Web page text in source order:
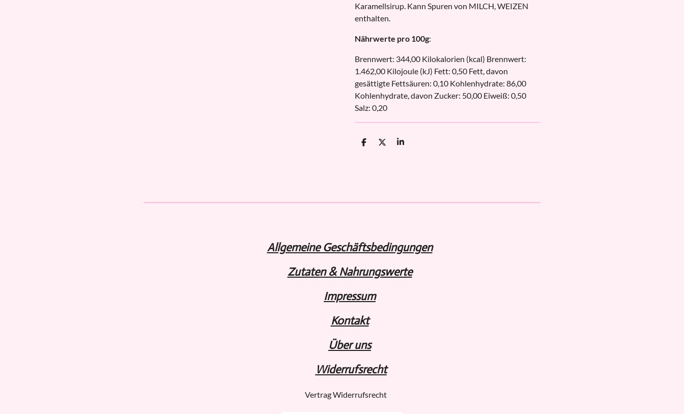
Karamellsirup. Kann Spuren von MILCH, WEIZEN
enthalten.
Nährwerte pro 100g:
Brennwert: 344,00 Kilokalorien (kcal) Brennwert:
1.462,00 Kilojoule (kJ) Fett: 0,50 Fett, davon
gesättigte Fettsäuren: 0,10 Kohlenhydrate: 86,00
Kohlenhydrate, davon Zucker: 50,00 Eiweiß: 0,50
Salz: 0,20
T
T
T
Allgemeine Geschäftsbedingungen
Zutaten & Nahrungswerte
Impressum
Kontakt
Über uns
Widerrufsrecht
Vertrag Widerrufsrecht